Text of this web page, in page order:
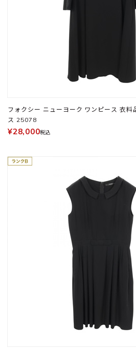
フォクシー ニューヨーク ワンピース 衣料品 トップス レディー
ス 25078
¥28,000税込